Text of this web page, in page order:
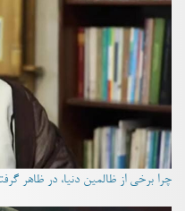
چرا برخی از ظالمین دنیا، در ظاهر